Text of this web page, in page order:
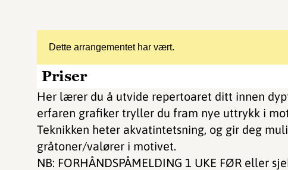
Dette arrangementet har vært.
Priser
Her lærer du å utvide repertoaret ditt innen
erfaren grafiker tryller du fram nye uttrykk i
Teknikken heter akvatintetsning, og gir deg
gråtoner/valører i motivet.
NB: FORHÅNDSPÅMELDING 1 UKE FØR eller